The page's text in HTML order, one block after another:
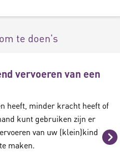
te doen's
vervoeren van een
heeft, minder kracht heeft of
kunt gebruiken zijn er
van uw (klein)kind
maken.